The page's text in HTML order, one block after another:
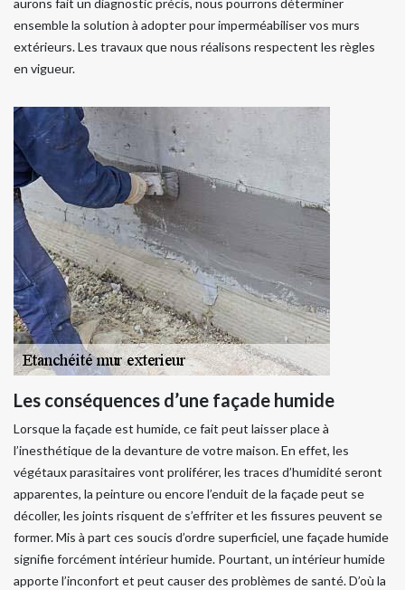
aurons fait un diagnostic précis, nous pourrons déterminer
ensemble la solution à adopter pour imperméabiliser vos murs
extérieurs. Les travaux que nous réalisons respectent les règles
en vigueur.
Les conséquences d’une façade humide
Lorsque la façade est humide, ce fait peut laisser place à
l’inesthétique de la devanture de votre maison. En effet, les
végétaux parasitaires vont proliférer, les traces d’humidité seront
apparentes, la peinture ou encore l’enduit de la façade peut se
décoller, les joints risquent de s’effriter et les fissures peuvent se
former. Mis à part ces soucis d’ordre superficiel, une façade humide
signifie forcément intérieur humide. Pourtant, un intérieur humide
apporte l’inconfort et peut causer des problèmes de santé. D’où la